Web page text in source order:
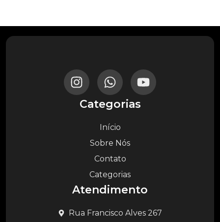
Categorias
Início
Sobre Nós
Contato
Categorias
Atendimento
Rua Francisco Alves 267